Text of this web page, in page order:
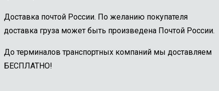
Доставка почтой России. По желанию покупателя
доставка груза может быть произведена Почтой России.
До терминалов транспортных компаний мы доставляем
БЕСПЛАТНО!